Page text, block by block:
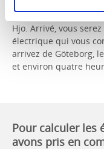
Prenez le train pour
Hjo. Arrivé, vous
électrique qui vous
arrivez de Göteborg,
et environ quatre
Pour calculer les
avons pris en